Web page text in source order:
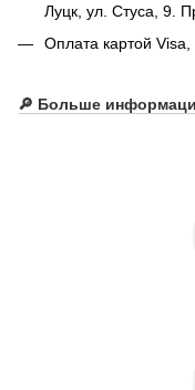
Луцк, ул. Стуса, 9.
Оплата картой
🔎 Больше